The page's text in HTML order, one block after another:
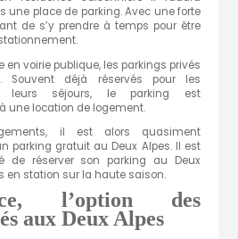
une place de parking. Avec une forte
de s’y prendre à temps pour être
en voirie publique, les parkings privés
Souvent déjà réservés pour les
leurs séjours, le parking est
une location de logement.
il est alors quasiment
parking gratuit au Deux Alpes. Il est
de réserver son parking au Deux
en station sur la haute saison.
l’option des
aux Deux Alpes